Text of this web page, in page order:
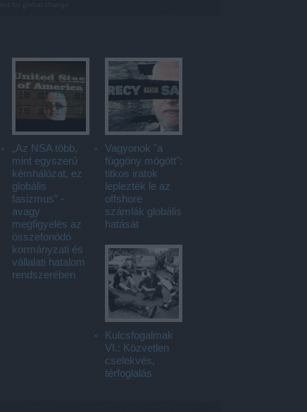
„Az NSA több,
mint egyszerű
kémhálózat, ez
globális
fasizmus” -
avagy
megfigyelés az
összefonódó
kormányzati és
vállalati hatalom
rendszerében
Vagyonok "a
függöny mögött":
titkos iratok
leplezték le az
offshore
számlák globális
hatását
Kulcsfogalmak
VI.: Közvetlen
cselekvés,
térfoglalás